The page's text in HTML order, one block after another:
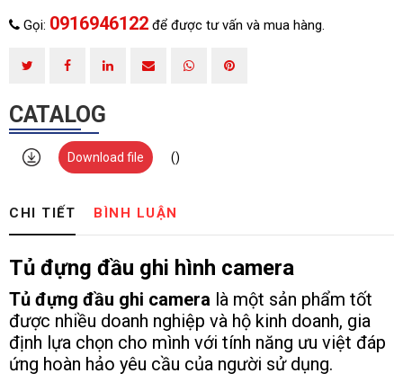
Gọi: 0916946122 để được tư vấn và mua hàng.
CATALOG
Download file ()
CHI TIẾT BÌNH LUẬN
Tủ đựng đầu ghi hình camera
Tủ đựng đầu ghi camera là một sản phẩm tốt
được nhiều doanh nghiệp và hộ kinh doanh, gia
định lựa chọn cho mình với tính năng ưu việt đáp
ứng hoàn hảo yêu cầu của người sử dụng.